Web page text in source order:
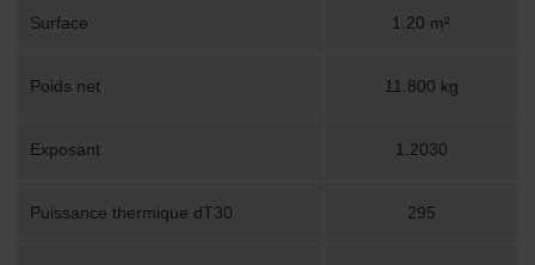
Surface 1.20 m²
Poids net 11.800 kg
Exposant 1.2030
Puissance thermique dT30 295